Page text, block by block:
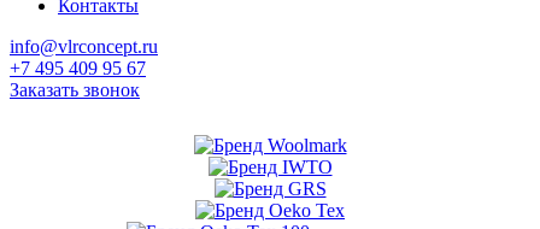
Контакты
info@vlrconcept.ru
+7 495 409 95 67
Заказать звонок